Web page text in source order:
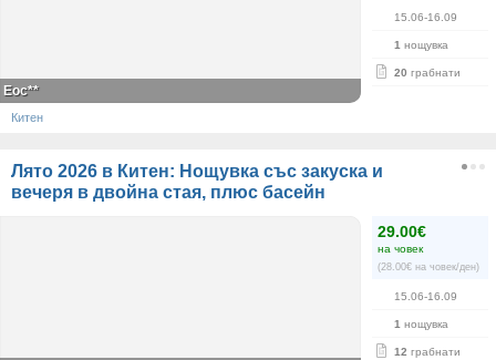
15.06-16.09
1 нощувка
20 грабнати
Еос**
Китен
Лято 2026 в Китен: Нощувка със закуска и
вечеря в двойна стая, плюс басейн
29.00€
на човек
(28.00€ на човек/ден)
15.06-16.09
1 нощувка
12 грабнати